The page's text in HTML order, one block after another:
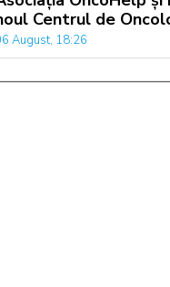
Centrul de
August, 18:26